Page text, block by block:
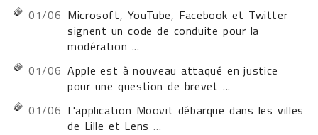
01/06 Microsoft, YouTube, Facebook et Twitter
signent un code de conduite pour la
modération ...
01/06 Apple est à nouveau attaqué en justice
pour une question de brevet ...
01/06 L'application Moovit débarque dans les villes
de Lille et Lens ...